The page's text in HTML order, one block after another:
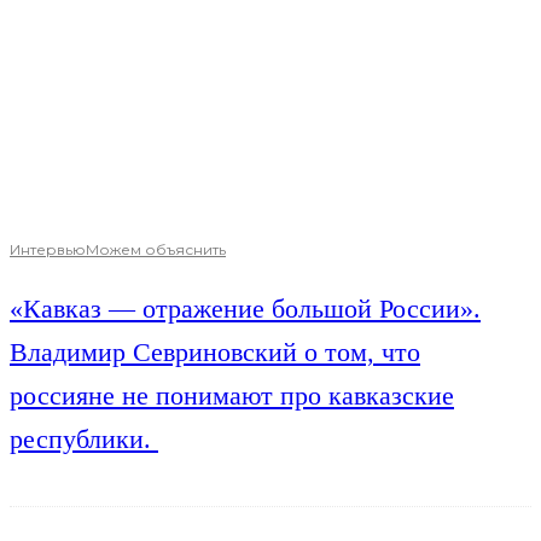
ИнтервьюМожем объяснить
«Кавказ — отражение большой России».
Владимир Севриновский о том, что
россияне не понимают про кавказские
республики.